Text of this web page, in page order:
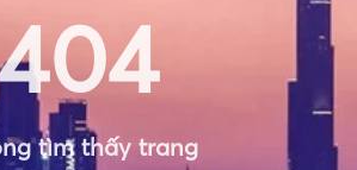
tìm thấy trang